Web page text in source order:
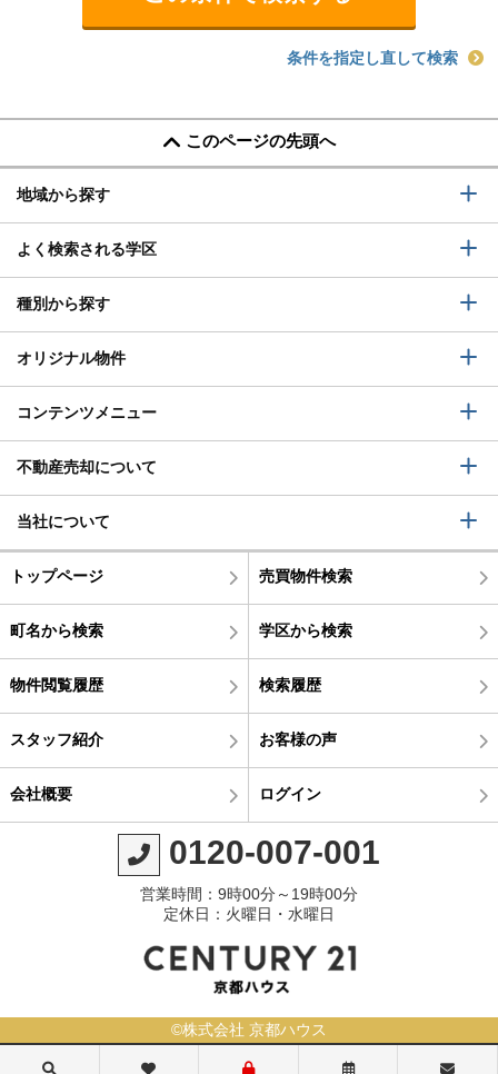
条件を指定し直して検索
このページの先頭へ
地域から探す
よく検索される学区
種別から探す
オリジナル物件
コンテンツメニュー
不動産売却について
当社について
トップページ 売買物件検索
町名から検索 学区から検索
物件閲覧履歴 検索履歴
スタッフ紹介 お客様の声
会社概要 ログイン
0120-007-001
営業時間：9時00分～19時00分
定休日：火曜日・水曜日
©株式会社 京都ハウス